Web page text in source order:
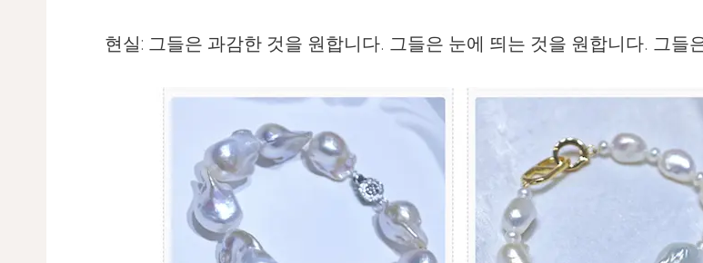
현실: 그들은 과감한 것을 원합니다. 그들은 눈에 띄는 것을 원합니다. 그들